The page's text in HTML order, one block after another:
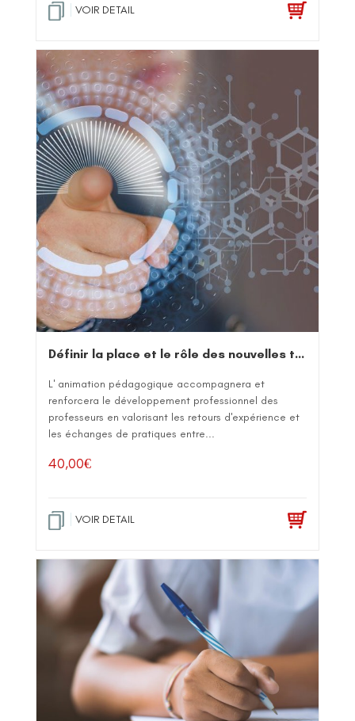
VOIR DETAIL
Définir la place et le rôle des nouvelles technologies dans mon enseignement
L' animation pédagogique accompagnera et
renforcera le développement professionnel des
professeurs en valorisant les retours d'expérience et
les échanges de pratiques entre...
40,00€
VOIR DETAIL